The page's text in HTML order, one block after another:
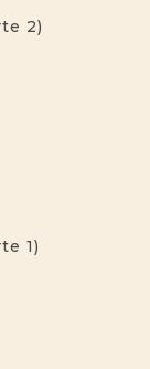
2)
1)